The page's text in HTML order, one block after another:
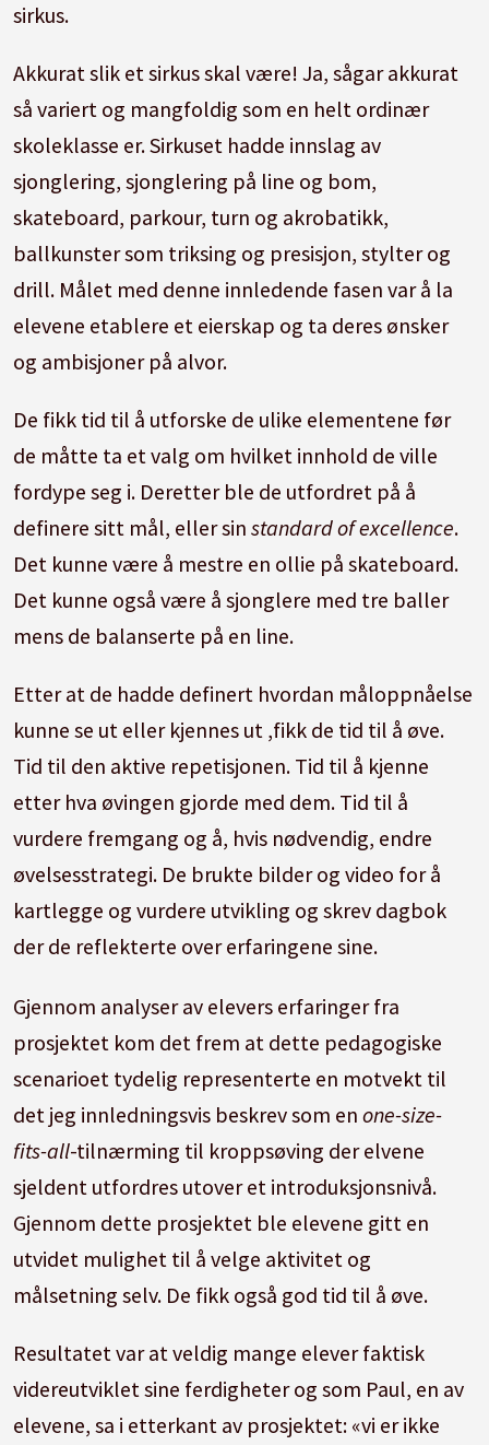
sirkus.
Akkurat slik et sirkus skal være! Ja, sågar akkurat
så variert og mangfoldig som en helt ordinær
skoleklasse er. Sirkuset hadde innslag av
sjonglering, sjonglering på line og bom,
skateboard, parkour, turn og akrobatikk,
ballkunster som triksing og presisjon, stylter og
drill. Målet med denne innledende fasen var å la
elevene etablere et eierskap og ta deres ønsker
og ambisjoner på alvor.
De fikk tid til å utforske de ulike elementene før
de måtte ta et valg om hvilket innhold de ville
fordype seg i. Deretter ble de utfordret på å
definere sitt mål, eller sinstandard of excellence.
Det kunne være å mestre en ollie på skateboard.
Det kunne også være å sjonglere med tre baller
mens de balanserte på en line.
Etter at de hadde definert hvordan måloppnåelse
kunne se ut eller kjennes ut ,fikk de tid til å øve.
Tid til den aktive repetisjonen. Tid til å kjenne
etter hva øvingen gjorde med dem. Tid til å
vurdere fremgang og å, hvis nødvendig, endre
øvelsesstrategi. De brukte bilder og video for å
kartlegge og vurdere utvikling og skrev dagbok
der de reflekterte over erfaringene sine.
Gjennom analyser av elevers erfaringer fra
prosjektet kom det frem at dette pedagogiske
scenarioet tydelig representerte en motvekt til
det jeg innledningsvis beskrev som enone-size-
fits-all-tilnærming til kroppsøving der elvene
sjeldent utfordres utover et introduksjonsnivå.
Gjennom dette prosjektet ble elevene gitt en
utvidet mulighet til å velge aktivitet og
målsetning selv. De fikk også god tid til å øve.
Resultatet var at veldig mange elever faktisk
videreutviklet sine ferdigheter og som Paul, en av
elevene, sa i etterkant av prosjektet: «vi er ikke